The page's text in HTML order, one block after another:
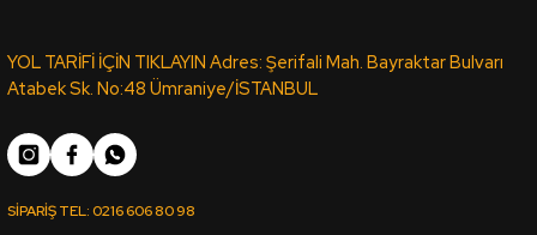
YOL TARİFİ İÇİN TIKLAYIN Adres: Şerifali Mah. Bayraktar Bulvarı
Atabek Sk. No:48 Ümraniye/İSTANBUL
SİPARİŞ TEL:0216 606 80 98